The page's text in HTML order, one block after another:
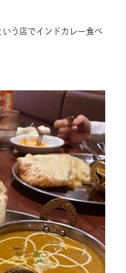
う店でインドカレー食べ